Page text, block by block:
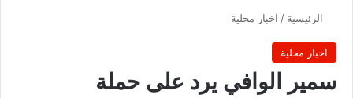
الرئيسية / اخبار محلية
اخبار محلية
سمير الوافي يرد على حملة